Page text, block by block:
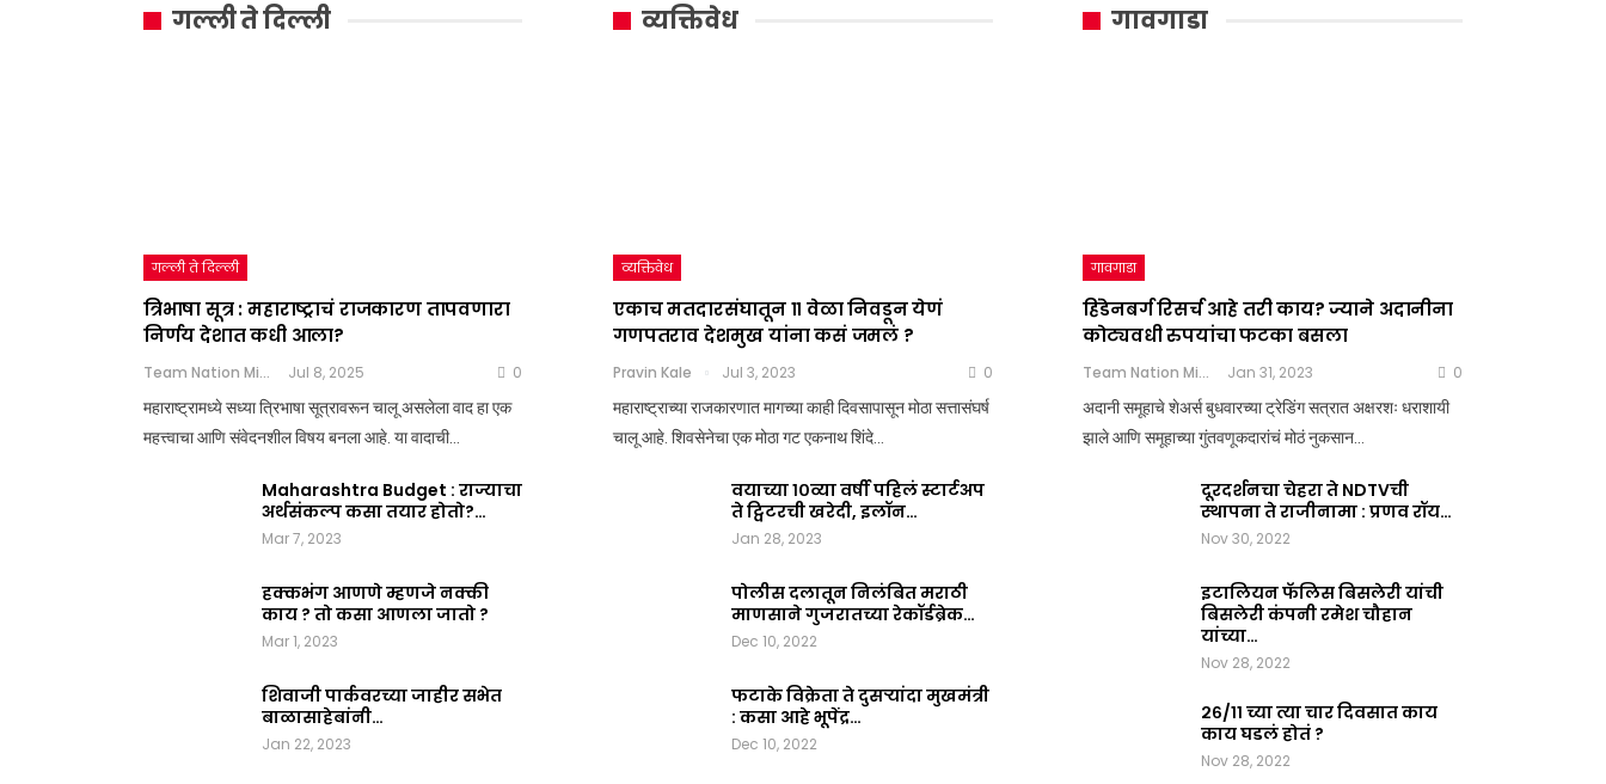
कधी
आला?
Jul
8,
0
यांना
कसं
जमलं
?
Pravin Kale
Jul
गल्ली ते दिल्ली
गल्ली ते दिल्ली
त्रिभाषा सूत्र : महाराष्ट्राचं राजकारण तापवणारा
निर्णय देशात कधी आला?
Team Nation Mic Jul 8, 2025 0
महाराष्ट्रामध्ये सध्या त्रिभाषा सूत्रावरून चालू असलेला वाद हा एक
महत्त्वाचा आणि संवेदनशील विषय बनला आहे. या वादाची…
Maharashtra Budget : राज्याचा
अर्थसंकल्प कसा तयार होतो?…
Mar 7, 2023
हक्कभंग आणणे म्हणजे नक्की
काय ? तो कसा आणला जातो ?
Mar 1, 2023
शिवाजी पार्कवरच्या जाहीर सभेत
बाळासाहेबांनी…
Jan 22, 2023
व्यक्तिवेध
व्यक्तिवेध
एकाच मतदारसंघातून ११ वेळा निवडून येणं
गणपतराव देशमुख यांना कसं जमलं ?
Pravin Kale Jul 3, 2023 0
महाराष्ट्राच्या राजकारणात मागच्या काही दिवसापासून मोठा सत्तासंघर्ष
चालू आहे. शिवसेनेचा एक मोठा गट एकनाथ शिंदे…
वयाच्या १०व्या वर्षी पहिलं स्टार्टअप
ते ट्विटरची खरेदी, इलॉन…
Jan 28, 2023
पोलीस दलातून निलंबित मराठी
माणसाने गुजरातच्या रेकॉर्डब्रेक…
Dec 10, 2022
फटाके विक्रेता ते दुसऱ्यांदा मुखमंत्री
: कसा आहे भूपेंद्र…
Dec 10, 2022
गावगाडा
गावगाडा
हिंडेनबर्ग रिसर्च आहे तरी काय? ज्याने अदानीना
कोट्यवधी रुपयांचा फटका बसला
Team Nation Mic Jan 31, 2023 0
अदानी समूहाचे शेअर्स बुधवारच्या ट्रेडिंग सत्रात अक्षरशः धराशायी
झाले आणि समूहाच्या गुंतवणूकदारांचं मोठं नुकसान…
दूरदर्शनचा चेहरा ते NDTVची
स्थापना ते राजीनामा : प्रणव रॉय…
Nov 30, 2022
इटालियन फॅलिस बिसलेरी यांची
बिसलेरी कंपनी रमेश चौहान
यांच्या…
Nov 28, 2022
२६/११ च्या त्या चार दिवसात काय
काय घडलं होतं ?
Nov 28, 2022